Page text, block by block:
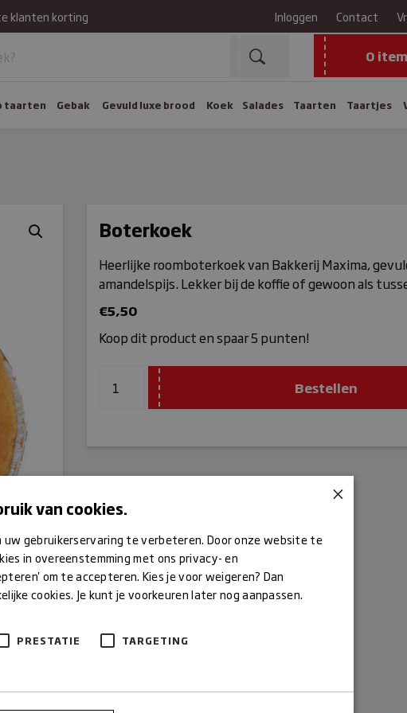
klanten korting Inloggen Contact
0
taarten Gebak Gevuld luxe brood Koek Salades Taarten Taartjes
Boterkoek
Heerlijke roomboterkoek van Bakkerij Maxima,
amandelspijs. Lekker bij de koffie of gewoon als
€5,50
Koop dit product en spaar 5 punten!
Bestellen
×
van cookies.
uw gebruikerservaring te verbeteren. Door onze website te
in overeenstemming met ons privacy- en
om te accepteren. Kies je voor weigeren? Dan
cookies. Je kunt je voorkeuren later nog aanpassen.
PRESTATIE
TARGETING